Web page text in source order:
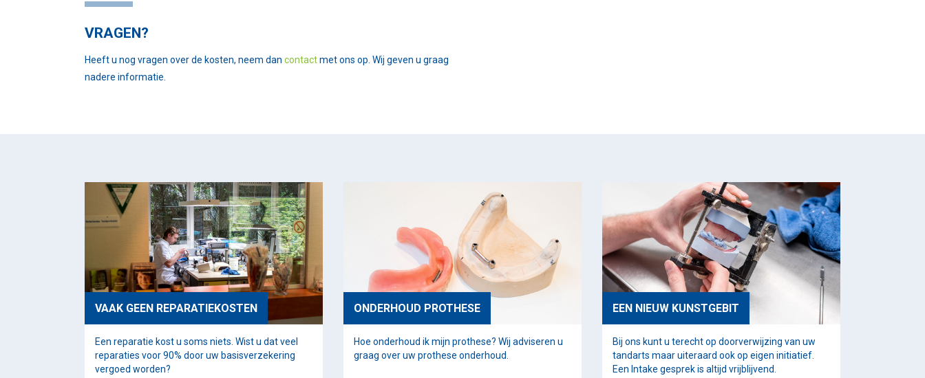
VRAGEN?
Heeft u nog vragen over de kosten, neem dan contactmet ons op. Wij geven u graag
nadere informatie.
VAAK GEEN REPARATIEKOSTEN
Een reparatie kost u soms niets. Wist u dat veel
reparaties voor 90% door uw basisverzekering
vergoed worden?
ONDERHOUD PROTHESE
Hoe onderhoud ik mijn prothese? Wij adviseren u
graag over uw prothese onderhoud.
EEN NIEUW KUNSTGEBIT
Bij ons kunt u terecht op doorverwijzing van uw
tandarts maar uiteraard ook op eigen initiatief.
Een Intake gesprek is altijd vrijblijvend.